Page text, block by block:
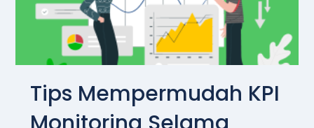
Tips Mempermudah KPI